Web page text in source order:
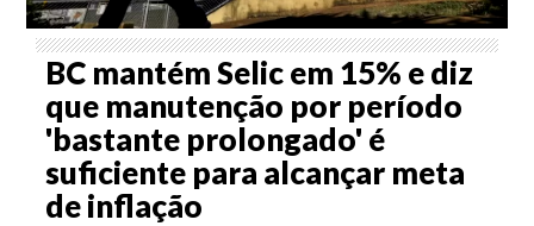
BC mantém Selic em 15% e diz
que manutenção por período
'bastante prolongado' é
suficiente para alcançar meta
de inflação